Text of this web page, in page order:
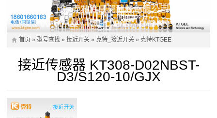
首页 » 型号查找 » 接近开关 » 克特_接近开关 » 克特KTGEE
接近传感器 KT308-D02NBST-
D3/S120-10/GJX